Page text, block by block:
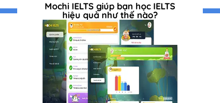
Mochi IELTS giúp bạn học IELTS
hiệu quả như thế nào?